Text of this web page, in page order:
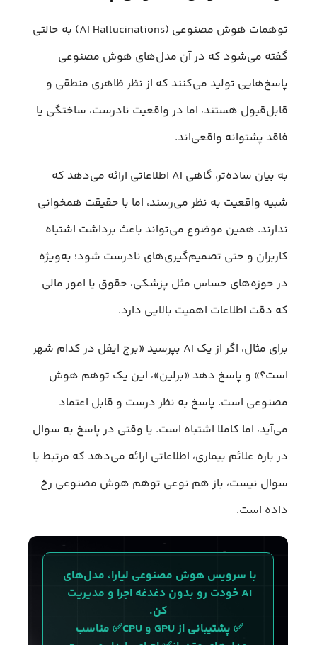
توهمات هوش مصنوعی (AI Hallucinations) به حالتی
گفته می‌شود که در آن مدل‌های هوش مصنوعی
پاسخ‌هایی تولید می‌کنند که از نظر ظاهری منطقی و
قابل‌قبول هستند، اما در واقعیت نادرست، ساختگی یا
فاقد پشتوانه واقعی‌اند.
به بیان ساده‌تر، گاهی AI اطلاعاتی ارائه می‌دهد که
شبیه واقعیت به نظر می‌رسند، اما با حقیقت همخوانی
ندارند. همین موضوع می‌تواند باعث برداشت اشتباه
کاربران و حتی تصمیم‌گیری‌های نادرست شود؛ به‌ویژه
در حوزه‌های حساس مثل پزشکی، حقوق یا امور مالی
که دقت اطلاعات اهمیت بالایی دارد.
برای مثال، اگر از یک AI بپرسید «برج ایفل در کدام شهر
است؟» و پاسخ دهد «برلین»، این یک توهم هوش
مصنوعی است. پاسخ به نظر درست و قابل اعتماد
می‌آید، اما کاملا اشتباه است. یا وقتی در پاسخ به سوال
در باره علائم بیماری، اطلاعاتی ارائه می‌دهد که مرتبط با
سوال نیست، باز هم نوعی توهم هوش مصنوعی رخ
داده است.
با سرویس هوش مصنوعی لیارا، مدل‌های
AI خودت رو بدون دغدغه اجرا و مدیریت
کن.
✅ پشتیبانی از GPU و CPU✅ مناسب